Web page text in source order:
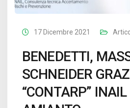
17 Dicembre 2021
BENEDETTI,
SCHNEIDER
“CONTARP”